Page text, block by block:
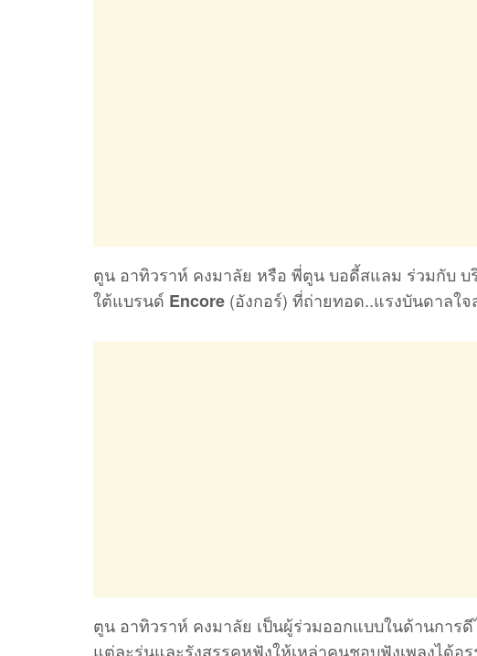
ตูน อาทิวราห์ คงมาลัย หรือ พี่ตูน บอดี้สแลม ร่วมกับ
ใต้แบรนด์ Encore (อังกอร์) ที่ถ่ายทอด..แรงบันดาลใ
ตูน อาทิวราห์ คงมาลัย เป็นผู้ร่วมออกแบบในด้านกา
แต่ละรุ่นและรังสรรคหูฟังให้เหล่าคนชอบฟังเพลงได้